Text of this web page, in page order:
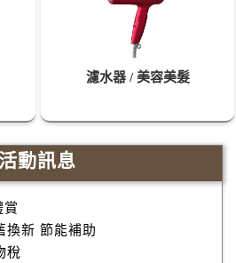
濾水器 / 美容美髮
活動訊息
賞
換新 節能補助
稅